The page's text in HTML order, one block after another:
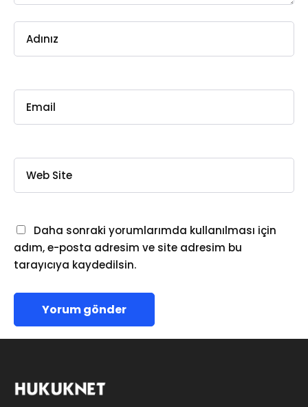
Daha sonraki yorumlarımda kullanılması için
adım, e-posta adresim ve site adresim bu
tarayıcıya kaydedilsin.